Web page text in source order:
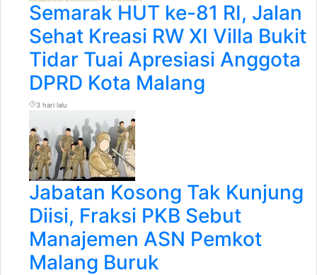
Semarak HUT ke-81 RI, Jalan
Sehat Kreasi RW XI Villa Bukit
Tidar Tuai Apresiasi Anggota
DPRD Kota Malang
3 hari lalu
Jabatan Kosong Tak Kunjung
Diisi, Fraksi PKB Sebut
Manajemen ASN Pemkot
Malang Buruk